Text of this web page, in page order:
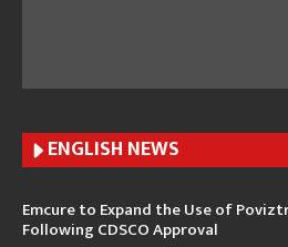
ENGLISH NEWS
Emcure to Expand the Use of
Following CDSCO Approval